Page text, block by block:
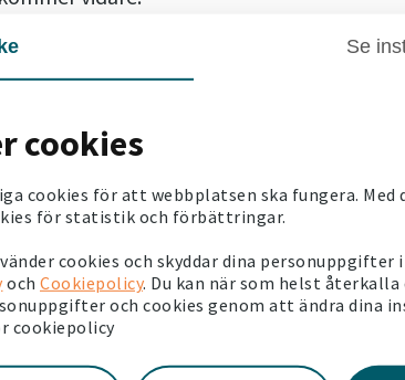
Se
cookies
cookies för att webbplatsen ska fungera.
för statistik och förbättringar.
cookies och skyddar dina personuppgifter i
och Cookiepolicy. Du kan när som helst
och cookies genom att ändra dina
cookiepolicy
våra hyresgäster extra hjälp och service.
du inte att du har fått den hjälp du behöver.